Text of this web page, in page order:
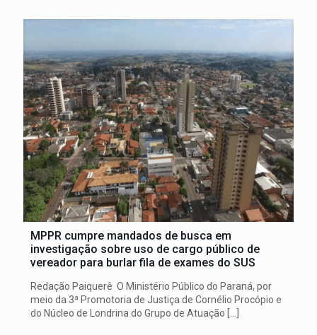
MPPR cumpre mandados de busca em
investigação sobre uso de cargo público de
vereador para burlar fila de exames do SUS
Redação Paiquerê O Ministério Público do Paraná, por
meio da 3ª Promotoria de Justiça de Cornélio Procópio e
do Núcleo de Londrina do Grupo de Atuação […]